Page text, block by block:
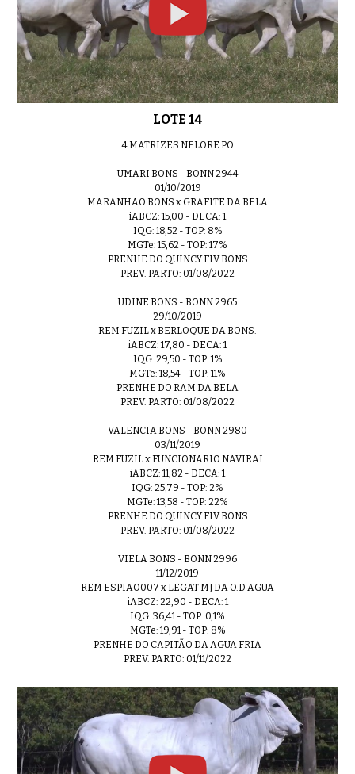
LOTE 14
4 MATRIZES NELORE PO
UMARI BONS - BONN 2944
01/10/2019
MARANHAO BONS x GRAFITE DA BELA
iABCZ: 15,00 - DECA: 1
IQG: 18,52 - TOP: 8%
MGTe: 15,62 - TOP: 17%
PRENHE DO QUINCY FIV BONS
PREV. PARTO: 01/08/2022
UDINE BONS - BONN 2965
29/10/2019
REM FUZIL x BERLOQUE DA BONS.
iABCZ: 17,80 - DECA: 1
IQG: 29,50 - TOP: 1%
MGTe: 18,54 - TOP: 11%
PRENHE DO RAM DA BELA
PREV. PARTO: 01/08/2022
VALENCIA BONS - BONN 2980
03/11/2019
REM FUZIL x FUNCIONARIO NAVIRAI
iABCZ: 11,82 - DECA: 1
IQG: 25,79 - TOP: 2%
MGTe: 13,58 - TOP: 22%
PRENHE DO QUINCY FIV BONS
PREV. PARTO: 01/08/2022
VIELA BONS - BONN 2996
11/12/2019
REM ESPIAO007 x LEGAT MJ DA O.D AGUA
iABCZ: 22,90 - DECA: 1
IQG: 36,41 - TOP: 0,1%
MGTe: 19,91 - TOP: 8%
PRENHE DO CAPITÃO DA AGUA FRIA
PREV. PARTO: 01/11/2022